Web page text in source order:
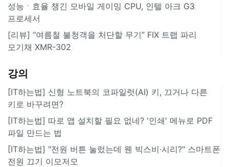
성능ㆍ효율 챙긴 모바일 게이밍 CPU, 인텔 아크 G3
프로세서
[리뷰] “여름철 불청객을 처단할 무기” FIX 트랩 파리
모기채 XMR-302
강의
[IT하는법] 신형 노트북의 코파일럿(AI) 키, 끄거나 다른
키로 바꾸려면?
[IT하는법] 따로 앱 설치할 필요 없네? '인쇄' 메뉴로 PDF
파일 만드는 법
[IT하는법] "전원 버튼 눌렀는데 웬 빅스비·시리?" 스마트폰
전원 끄기 이모저모